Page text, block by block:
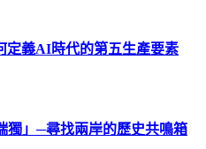
義AI時代的第五生產要素
獨」─尋找兩岸的歷史共鳴箱